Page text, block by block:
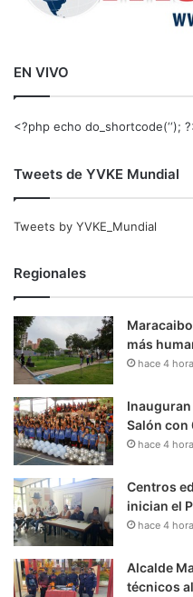
EN VIVO
<?php echo do_shortcode(‘‘);
Tweets de YVKE Mundial
Tweets by YVKE_Mundial
Regionales
más
hace 4
Salón con
hace 4
Centros
inician el
hace 4
Alcalde
técnicos